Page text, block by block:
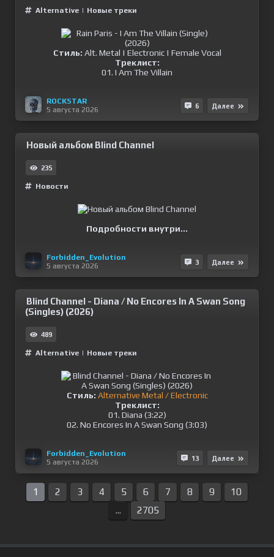
Alternative | Новые треки
Стиль: Alt. Metal | Electronic | Female Vocal
Треклист:
01. I Am The Villain
ROCKSTAR
5 августа 2026
6 Далее
Новый альбом Blind Channel
235
Новости
Подробности внутри...
Forbidden_Evolution
5 августа 2026
3 Далее
Blind Channel - Diana / No Encores In A Swan Song
(Singles) (2026)
489
Alternative | Новые треки
Стиль: Alternative Metal / Electronic
Треклист:
01. Diana (3:22)
02. No Encores In A Swan Song (3:03)
Forbidden_Evolution
5 августа 2026
13 Далее
1 2 3 4 5 6 7 8 9
10
...
2705